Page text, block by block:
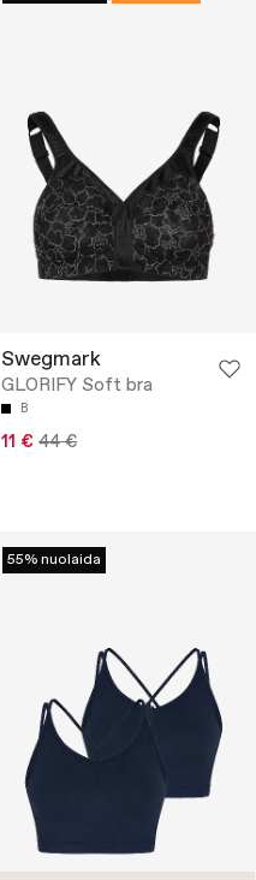
Swegmark
GLORIFY Soft bra
B
11 € 44 €
55% nuolaida